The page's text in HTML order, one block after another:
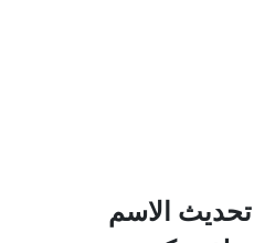
الاسم